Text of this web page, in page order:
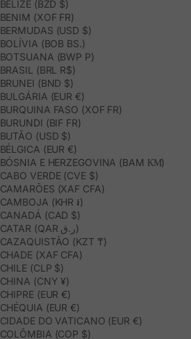
BELIZE (BZD $)
BENIM (XOF FR)
BERMUDAS (USD $)
BOLÍVIA (BOB BS.)
BOTSUANA (BWP P)
BRASIL (BRL R$)
BRUNEI (BND $)
BULGÁRIA (EUR €)
BURQUINA FASO (XOF FR)
BURUNDI (BIF FR)
BUTÃO (USD $)
BÉLGICA (EUR €)
BÓSNIA E HERZEGOVINA (BAM КМ)
CABO VERDE (CVE $)
CAMARÕES (XAF CFA)
CAMBOJA (KHR ៛)
CANADÁ (CAD $)
CATAR (QAR ر.ق)
CAZAQUISTÃO (KZT ₸)
CHADE (XAF CFA)
CHILE (CLP $)
CHINA (CNY ¥)
CHIPRE (EUR €)
CHÉQUIA (EUR €)
CIDADE DO VATICANO (EUR €)
COLÔMBIA (COP $)